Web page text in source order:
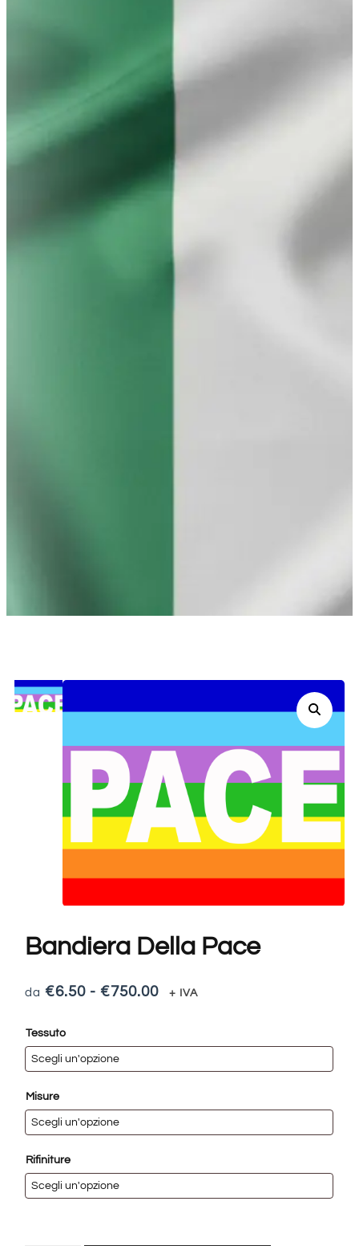
Bandiera Della Pace
€6.50 - €750.00 + IVA
Tessuto
Misure
Rifiniture